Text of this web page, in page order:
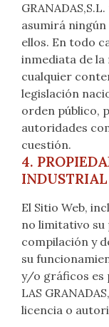
asumirá
ellos. En todo
inmediata de
cualquier
legislación
orden público,
autoridades
cuestión.
4.
INDUSTRIAL
El Sitio Web,
no limitativo
compilación y
su
y/o gráficos es
LAS
licencia o